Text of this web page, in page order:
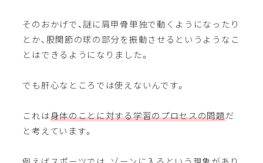
そのおかげで、謎に肩甲骨単独で動くようになったり
とか、股関節の球の部分を振動させるというようなこ
とはできるようになりました。
でも肝心なところでは使えないんです。
これは身体のことに対する学習のプロセスの問題だ
と考えています。